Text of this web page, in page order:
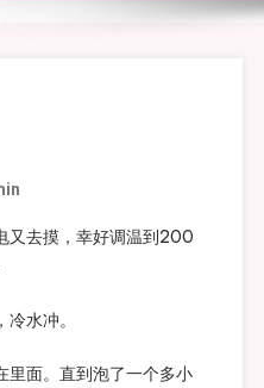
又去摸，幸好调温到200
水冲。
里面。直到泡了一个多小